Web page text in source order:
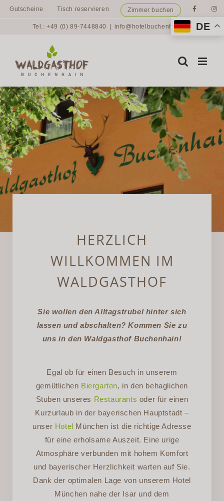
ZumGutscheine Tisch reservieren Zimmer buchen
Tel.: +49 (0) 89-7448840 info@hotelbuchenhain.de
HERZLICH
WILLKOMMEN IM
WALDGASTHOF
Sie wollen den Alltagstrubel hinter sich
lassen und abschalten? Kommen Sie zu
uns in den Waldgasthof Buchenhain!
Egal ob für einen Besuch in unserem
gemütlichen Biergarten, in den behaglichen
Stuben unseres Restaurants oder für einen
Kurzurlaub in der bayerischen Hauptstadt –
unser Hotel München ist die richtige Adresse
für eine erholsame Auszeit. Eine urige
Atmosphäre verbunden mit hohem Komfort
und bayerischer Herzlichkeit warten auf Sie.
Dank der optimalen Lage von unserem Hotel
München nahe der Isar und dem
DE